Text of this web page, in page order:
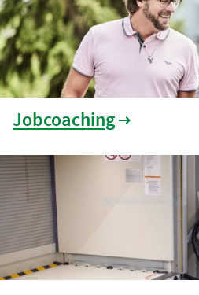
Jobcoaching